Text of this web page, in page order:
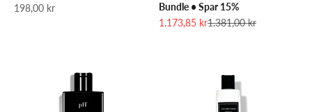
Salgspris
198,00 kr
Bundle • Spar 15%
Salgspris
1.173,85 krNormalpris
1.381,00 kr